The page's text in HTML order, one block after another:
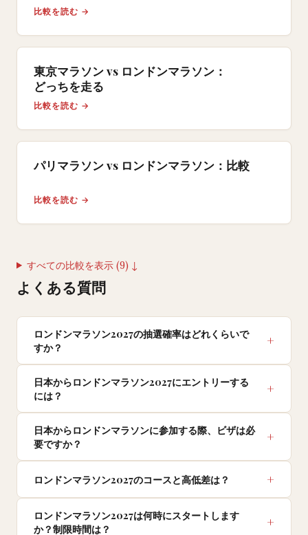
比較を読む →
東京マラソン vs ロンドンマラソン：
どっちを走る
比較を読む →
パリマラソン vs ロンドンマラソン：比較
比較を読む →
すべての比較を表示 (9) ↓
よくある質問
ロンドンマラソン2027の抽選確率はどれくらいで
すか？
日本からロンドンマラソン2027にエントリーする
には？
日本からロンドンマラソンに参加する際、ビザは必
要ですか？
ロンドンマラソン2027のコースと高低差は？
ロンドンマラソン2027は何時にスタートします
か？制限時間は？